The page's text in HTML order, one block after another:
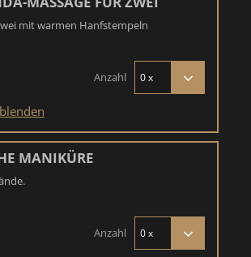
mit warmen Hanfstempeln
Anzahl
MANIKÜRE
Anzahl